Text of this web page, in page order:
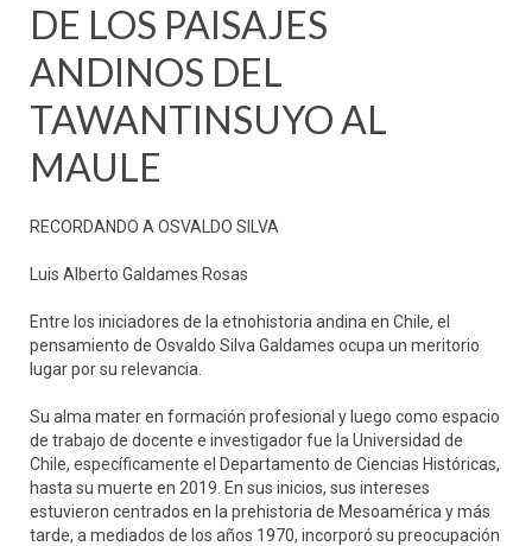
DE LOS PAISAJES
ANDINOS DEL
TAWANTINSUYO AL
MAULE
RECORDANDO A OSVALDO SILVA
Luis Alberto Galdames Rosas
Entre los iniciadores de la etnohistoria andina en Chile, el
pensamiento de Osvaldo Silva Galdames ocupa un meritorio
lugar por su relevancia.
Su alma mater en formación profesional y luego como espacio
de trabajo de docente e investigador fue la Universidad de
Chile, específicamente el Departamento de Ciencias Históricas,
hasta su muerte en 2019. En sus inicios, sus intereses
estuvieron centrados en la prehistoria de Mesoamérica y más
tarde, a mediados de los años 1970, incorporó su preocupación